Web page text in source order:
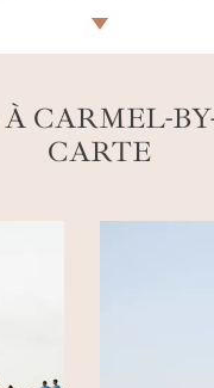
des petits
CARMEL-
CARTE